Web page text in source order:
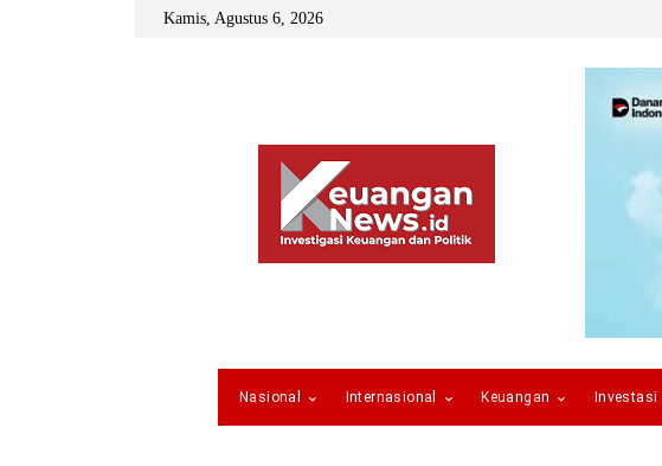
Kamis, Agustus 6, 2026
Nasional Internasional Keuangan Investasi